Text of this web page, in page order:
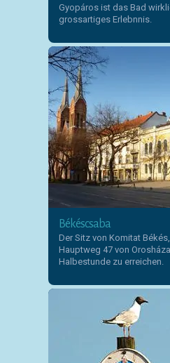
Gyopáros ist das Bad
grossartiges Erlebnnis.
Békéscsaba
Der Sitz von Komitat
Hauptweg 47 von
Halbestunde zu erreichen.